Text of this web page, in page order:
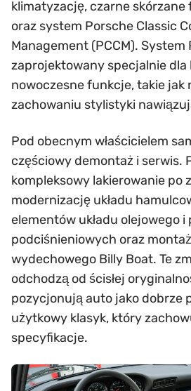
klimatyzację, czarne
oraz system Porsche Classic
Management (PCCM). System
zaprojektowany specjalnie dla
nowoczesne funkcje, takie jak
zachowaniu stylistyki
Pod obecnym właścicielem
częściowy demontaż i serwis.
kompleksowy lakierowanie po
modernizację układu
elementów układu olejowego
podciśnieniowych oraz montaż
wydechowego Billy Boat. Te
odchodzą od ścisłej
pozycjonują auto jako dobrze
użytkowy klasyk, który
specyfikacje.